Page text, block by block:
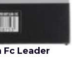
Fc Leader